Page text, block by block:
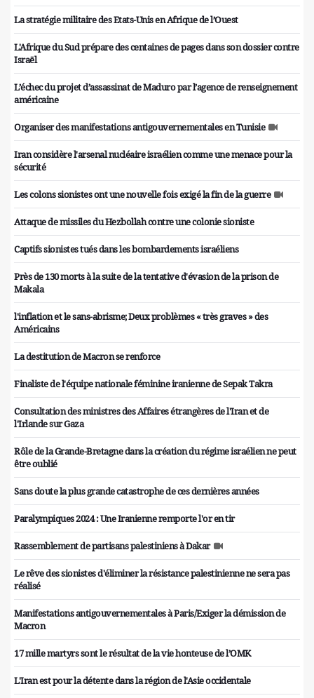
La stratégie militaire des Etats-Unis en Afrique de l’Ouest
L'Afrique du Sud prépare des centaines de pages dans son dossier contre
Israël
L’échec du projet d’assassinat de Maduro par l’agence de renseignement
américaine
Organiser des manifestations antigouvernementales en Tunisie
Iran considère l'arsenal nucléaire israélien comme une menace pour la
sécurité
Les colons sionistes ont une nouvelle fois exigé la fin de la guerre
Attaque de missiles du Hezbollah contre une colonie sioniste
Captifs sionistes tués dans les bombardements israéliens
Près de 130 morts à la suite de la tentative d'évasion de la prison de
Makala
l'inflation et le sans-abrisme; Deux problèmes « très graves » des
Américains
La destitution de Macron se renforce
Finaliste de l'équipe nationale féminine iranienne de Sepak Takra
Consultation des ministres des Affaires étrangères de l'Iran et de
l'Irlande sur Gaza
Rôle de la Grande-Bretagne dans la création du régime israélien ne peut
être oublié
Sans doute la plus grande catastrophe de ces dernières années
Paralympiques 2024 : Une Iranienne remporte l'or en tir
Rassemblement de partisans palestiniens à Dakar
Le rêve des sionistes d'éliminer la résistance palestinienne ne sera pas
réalisé
Manifestations antigouvernementales à Paris/Exiger la démission de
Macron
17 mille martyrs sont le résultat de la vie honteuse de l’OMK
L'Iran est pour la détente dans la région de l'Asie occidentale